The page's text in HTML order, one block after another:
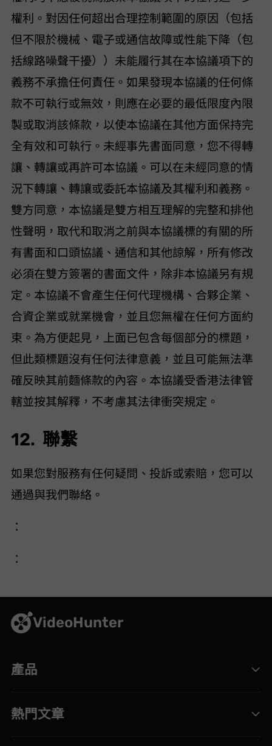
權利。 VideoHunter 對因任何超出 VideoHunter 合理控制範圍的原因（包括
但不限於機械、電子或通信故障或性能下降（包
括“線路噪聲”干擾））未能履行其在本協議項下的
義務不承擔任何責任。如果發現本協議的任何條
款不可執行或無效，則應在必要的最低限度內限
製或取消該條款，以使本協議在其他方面保持完
全有效和可執行。未經 VideoHunter 事先書面同意，您不得轉
讓、轉讓或再許可本協議。 VideoHunter 可以在未經同意的情
況下轉讓、轉讓或委託本協議及其權利和義務。
雙方同意，本協議是雙方相互理解的完整和排他
性聲明，取代和取消之前與本協議標的有關的所
有書面和口頭協議、通信和其他諒解，所有修改
必須在雙方簽署的書面文件，除非本協議另有規
定。本協議不會產生任何代理機構、合夥企業、
合資企業或就業機會，並且您無權在任何方面約
束 VideoHunter。為方便起見，上面已包含每個部分的標題，
但此類標題沒有任何法律意義，並且可能無法準
確反映其前麵條款的內容。本協議受香港法律管
轄並按其解釋，不考慮其法律衝突規定。
12. 聯繫
如果您對服務有任何疑問、投訴或索賠，您可以
通過與我們聯絡。
Company：AIMATE TECH LIMITED
Address：Room H28G, Blk EH, 10th Floor, Golden Bear Ind. Ctr, 66-82 Chai Wan Kok St, TSUEN Wan NT
VideoHunter
產品
熱門文章